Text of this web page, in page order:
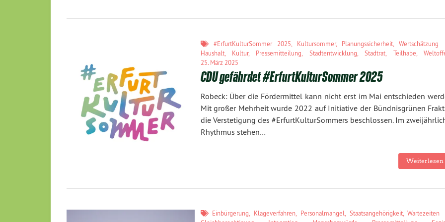
#ErfurtKulturSommer 2025 Kultursommer, Planungssicherheit,Wertschätzung
Haushalt, Kultur, Pressemitteilung Stadtentwicklung ,Stadtrat Teilhabe ,
25. März 2025
CDU gefährdet #ErfurtKulturSommer 2025
Robeck: Über die Fördermittel kann nicht erst im Mai entschieden
Mit großer Mehrheit wurde 2022 auf Initiative der Bündnisgrünen
die Verstetigung des #ErfurtKulturSommers beschlossen. Im
Rhythmus stehen…
Weiterlesen
Einbürgerung, Klageverfahren, Personalmangel, Staatsangehörigkeit,Wartezeiten